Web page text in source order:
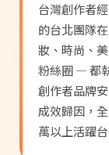
台灣創作者
的台北團隊
妝、時尚、
粉絲圈 — 都
創作者品牌
成效歸因，
萬以上活躍